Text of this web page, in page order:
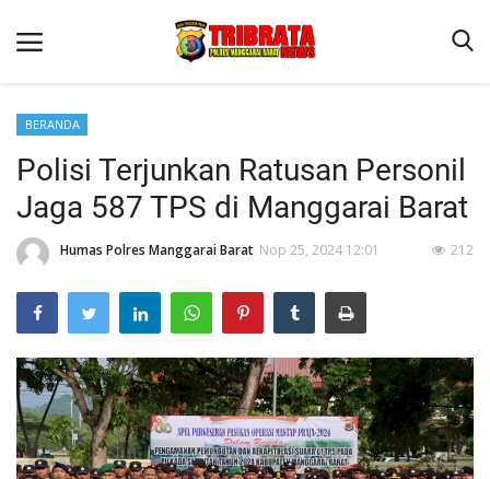
Beranda
Binkam
Terms & Conditions
Reskrim
Lantas
Polisi Kita
Mitra Polisi
Giat Ops
BERANDA
Polisi Terjunkan Ratusan Personil
Jaga 587 TPS di Manggarai Barat
Humas Polres Manggarai Barat Nop 25, 2024 12:01 212